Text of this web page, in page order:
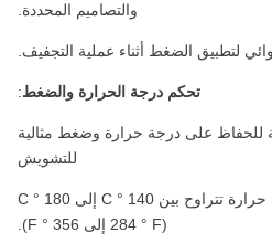
والتصاميم المحددة.
لتطبيق الضغط أثناء عملية التجفيف.
تحكم درجة الحرارة والضغط:
للحفاظ على درجة حرارة وضغط مثالية
للتشويش
عادة ما يعمل في درجات حرارة تتراوح بين 140 ° C إلى 180 ° C
(284 ° F إلى 356 ° F).